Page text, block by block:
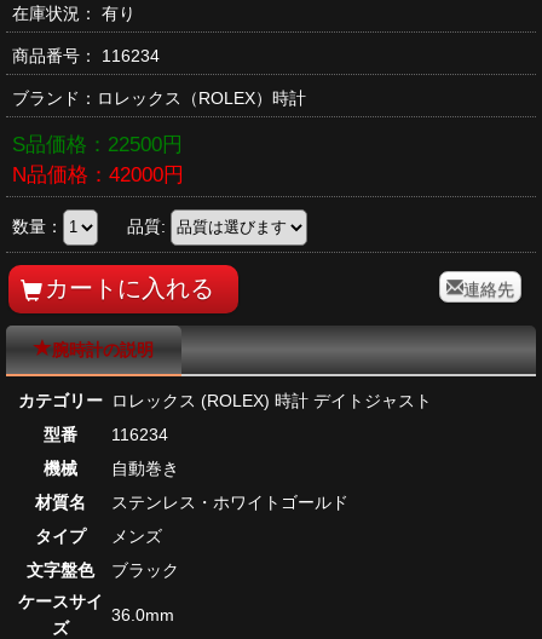
在庫状況： 有り
商品番号： 116234
ブランド： ロレックス （ROLEX）時計
S品価格： 22500円
N品価格： 42000円
数量： 品質:
連絡先
腕時計の説明
カテゴリー ロレックス (ROLEX) 時計 デイトジャスト
型番
116234
機械
自動巻き
材質名
ステンレス・ホワイトゴールド
タイプ
メンズ
文字盤色
ブラック
ケースサイ
ズ
36.0mm